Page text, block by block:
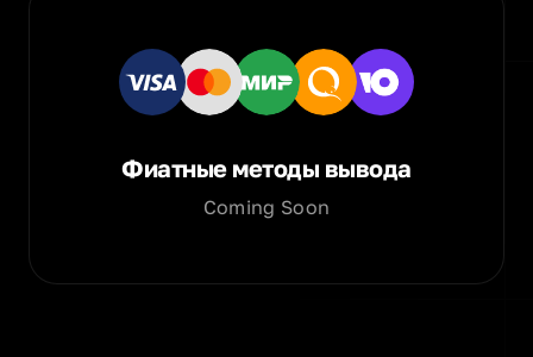
Фиатные методы вывода
Coming Soon